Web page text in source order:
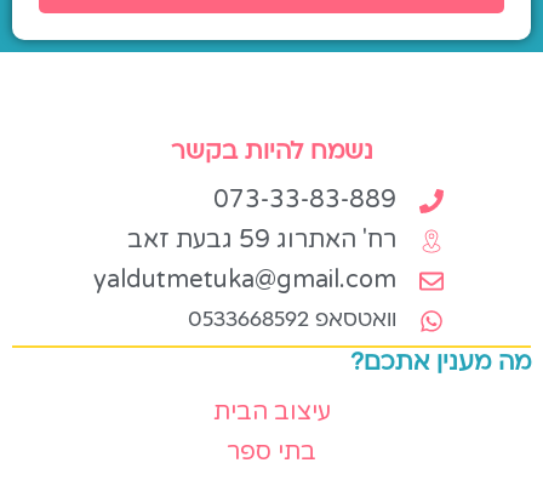
נשמח להיות בקשר
073-33-83-889
רח' האתרוג 59 גבעת זאב
yaldutmetuka@gmail.com
וואטסאפ 0533668592
עיצוב הבית
בתי ספר
מה מענין אתכם?